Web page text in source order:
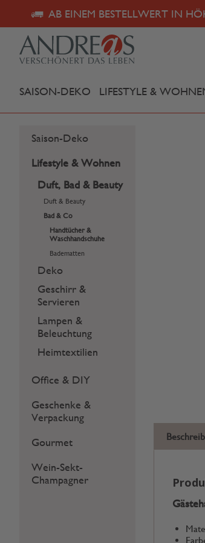
AB EINEM BESTELLWERT IN
SAISON-DEKO LIFESTYLE &
Saison-Deko
Lifestyle & Wohnen
Duft, Bad & Beauty
Duft & Beauty
Bad & Co
Handtücher &
Waschhandschuhe
Badematten
Deko
Geschirr &
Servieren
Lampen &
Beleuchtung
Heimtextilien
Office & DIY
Geschenke &
Verpackung
Gourmet
Wein-Sekt-
Champagner